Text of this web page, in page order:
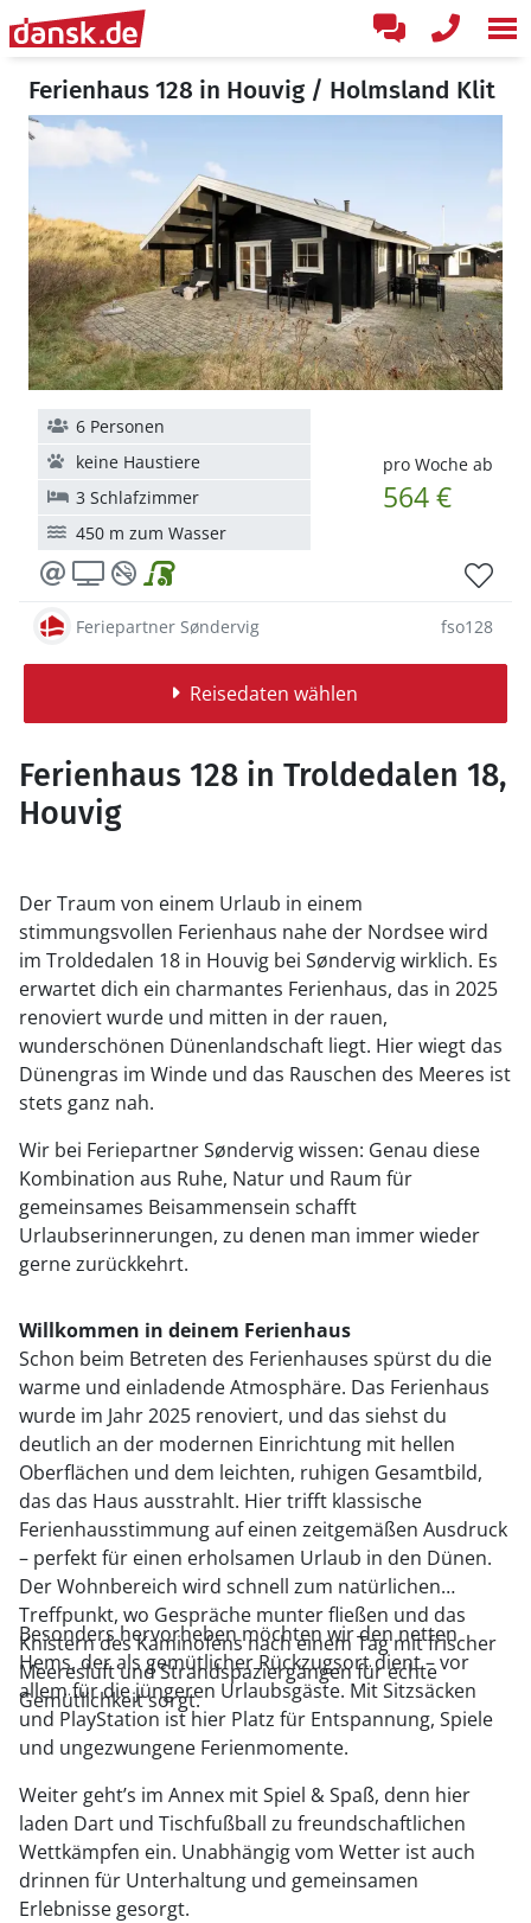
Ferienhaus 128 in Houvig / Holmsland Klit
pro Woche ab
564 €
6 Personen
keine Haustiere
3 Schlafzimmer
450 m zum Wasser
Feriepartner Søndervig fso128
Reisedaten wählen
Ferienhaus 128 in Troldedalen 18,
Houvig
Der Traum von einem Urlaub in einem
stimmungsvollen Ferienhaus nahe der Nordsee wird
im Troldedalen 18 in Houvig bei Søndervig wirklich. Es
erwartet dich ein charmantes Ferienhaus, das in 2025
renoviert wurde und mitten in der rauen,
wunderschönen Dünenlandschaft liegt. Hier wiegt das
Dünengras im Winde und das Rauschen des Meeres ist
stets ganz nah.
Wir bei Feriepartner Søndervig wissen: Genau diese
Kombination aus Ruhe, Natur und Raum für
gemeinsames Beisammensein schafft
Urlaubserinnerungen, zu denen man immer wieder
gerne zurückkehrt.
Willkommen in deinem Ferienhaus
Schon beim Betreten des Ferienhauses spürst du die
warme und einladende Atmosphäre. Das Ferienhaus
wurde im Jahr 2025 renoviert, und das siehst du
deutlich an der modernen Einrichtung mit hellen
Oberflächen und dem leichten, ruhigen Gesamtbild,
das das Haus ausstrahlt. Hier trifft klassische
Ferienhausstimmung auf einen zeitgemäßen Ausdruck
– perfekt für einen erholsamen Urlaub in den Dünen.
Der Wohnbereich wird schnell zum natürlichen
Treffpunkt, wo Gespräche munter fließen und das
Knistern des Kaminofens nach einem Tag mit frischer
Meeresluft und Strandspaziergängen für echte
Gemütlichkeit sorgt.
Besonders hervorheben möchten wir den netten
Hems, der als gemütlicher Rückzugsort dient – vor
allem für die jüngeren Urlaubsgäste. Mit Sitzsäcken
und PlayStation ist hier Platz für Entspannung, Spiele
und ungezwungene Ferienmomente.
Weiter geht’s im Annex mit Spiel & Spaß, denn hier
laden Dart und Tischfußball zu freundschaftlichen
Wettkämpfen ein. Unabhängig vom Wetter ist auch
drinnen für Unterhaltung und gemeinsamen
Erlebnisse gesorgt.